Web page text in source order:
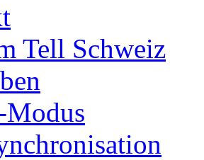
Tell Schweiz